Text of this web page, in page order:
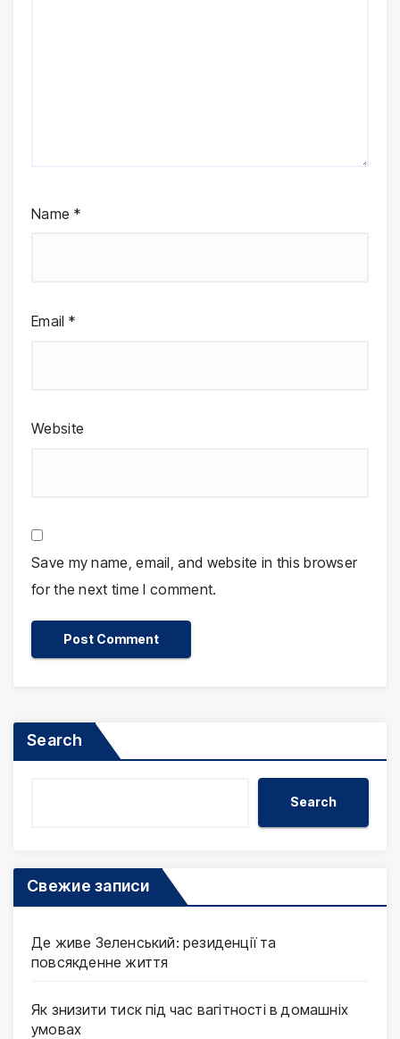
Name *
Email *
Website
Save my name, email, and website in this browser
for the next time I comment.
Search
Search
Свежие записи
Де живе Зеленський: резиденції та
повсякденне життя
Як знизити тиск під час вагітності в домашніх
умовах